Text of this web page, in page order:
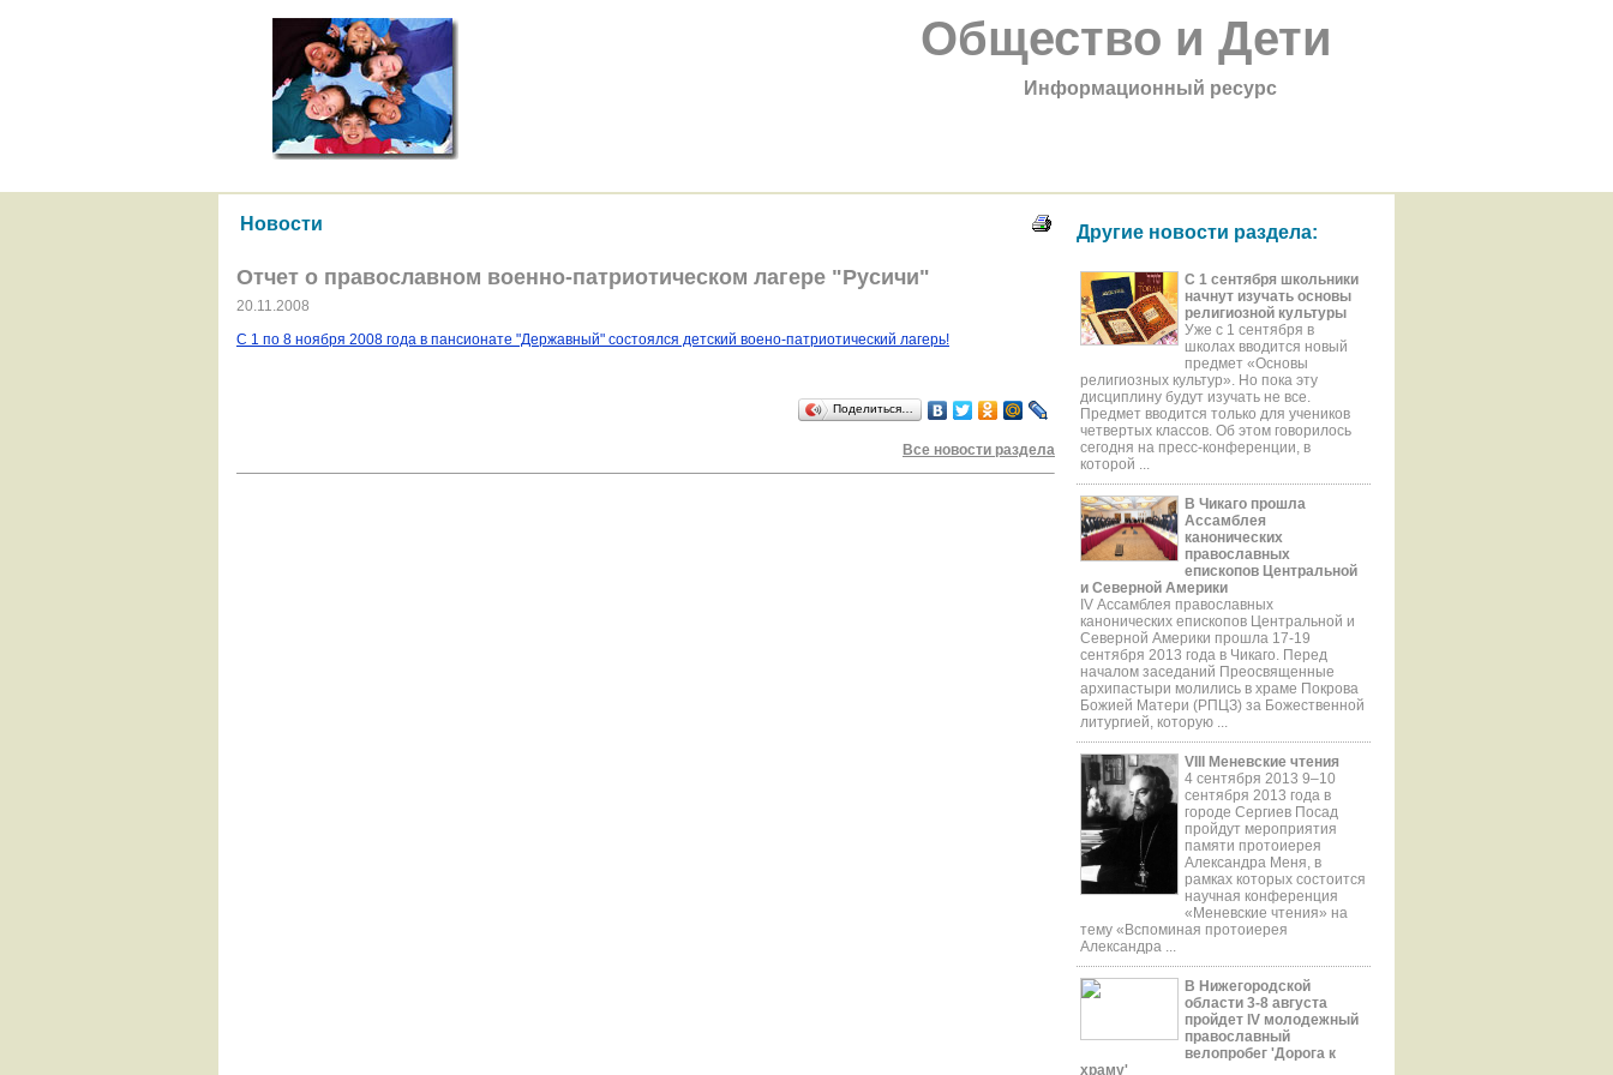
Общество и Дети
Информационный ресурс
Новости
Отчет о православном военно-патриотическом лагере "Русичи"
20.11.2008
С 1 по 8 ноября 2008 года в пансионате "Державный" состоялся детский воено-патриотический лагерь!
Поделиться…
Все новости раздела
Другие новости раздела:
С 1 сентября школьники
начнут изучать основы
религиозной культуры
Уже с 1 сентября в
школах вводится новый
предмет «Основы
религиозных культур». Но пока эту
дисциплину будут изучать не все.
Предмет вводится только для учеников
четвертых классов. Об этом говорилось
сегодня на пресс-конференции, в
которой ...
В Чикаго прошла
Ассамблея
канонических
православных
епископов Центральной
и Северной Америки
IV Ассамблея православных
канонических епископов Центральной и
Северной Америки прошла 17-19
сентября 2013 года в Чикаго. Перед
началом заседаний Преосвященные
aрхипастыри молились в храме Покрова
Божией Матери (РПЦЗ) за Божественной
литургией, которую ...
VIII Меневские чтения
4 сентября 2013 9–10
сентября 2013 года в
городе Сергиев Посад
пройдут мероприятия
памяти протоиерея
Александра Меня, в
рамках которых состоится
научная конференция
«Меневские чтения» на
тему «Вспоминая протоиерея
Александра ...
В Нижегородской
области 3-8 августа
пройдет IV молодежный
православный
велопробег 'Дорога к
храму'